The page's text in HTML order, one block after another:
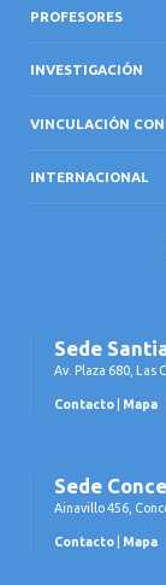
PROFESORES
INVESTIGACIÓN
VINCULACIÓN
INTERNACIONAL
Sede
Av. Plaza 680, Las
Contacto Mapa
Sede
Ainavillo 456,
Contacto Mapa